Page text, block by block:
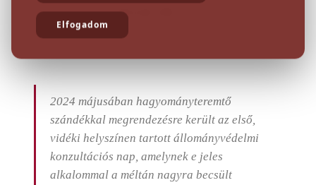
2024.05.31.
2024 májusában hagyományteremtő
szándékkal megrendezésre került az első,
vidéki helyszínen tartott állományvédelmi
konzultációs nap, amelynek e jeles
alkalommal a méltán nagyra becsült
Elfogadom